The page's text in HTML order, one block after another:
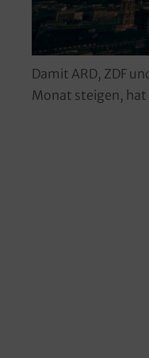
Damit ARD, ZDF
Monat steigen,